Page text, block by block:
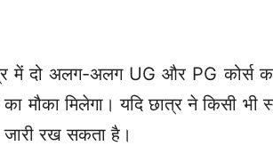
में दो अलग-अलग UG और PG कोर्स
मौका मिलेगा। यदि छात्र ने किसी भी
जारी रख सकता है।